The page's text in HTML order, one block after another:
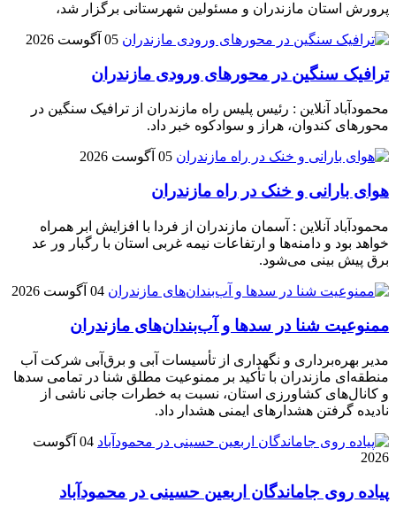
پرورش استان مازندران و مسئولین شهرستانی برگزار شد،
05 آگوست 2026
ترافیک سنگین در محور‌های ورودی مازندران
محمودآباد آنلاین : رئیس پلیس راه مازندران از ترافیک سنگین در
محور‌های کندوان، هراز و سوادکوه خبر داد.
05 آگوست 2026
هوای بارانی و خنک در راه مازندران
محمودآباد آنلاین : آسمان مازندران از فردا با افزایش ابر همراه
خواهد بود و دامنه‌ها و ارتفاعات نیمه غربی استان با رگبار ور عد
برق پیش بینی می‌شود.
04 آگوست 2026
ممنوعیت شنا در سدها و آب‌بندان‌‌های مازندران
مدیر بهره‌برداری و نگهداری از تأسیسات آبی و برق‌آبی شرکت آب
منطقه‌ای مازندران با تأکید بر ممنوعیت مطلق شنا در تمامی سدها
و کانال‌های کشاورزی استان، نسبت به خطرات جانی ناشی از
نادیده گرفتن هشدارهای ایمنی هشدار داد.
04 آگوست
2026
پیاده روی جاماندگان اربعین حسینی در محمودآباد